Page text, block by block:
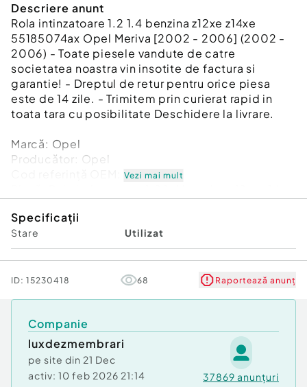
Descriere anunt
Rola intinzatoare 1.2 1.4 benzina z12xe z14xe
55185074ax Opel Meriva [2002 - 2006] (2002 -
2006) - Toate piesele vandute de catre
societatea noastra vin insotite de factura si
garantie! - Dreptul de retur pentru orice piesa
este de 14 zile. - Trimitem prin curierat rapid in
toata tara cu posibilitate Deschidere la livrare.
Marcă: Opel
Producător: Opel
Cod referinţă OEM: 47729165
Garanție
Vezi mai mult
Specificații
Stare Utilizat
ID: 15230418 68 Raportează anunț
Companie
luxdezmembrari
pe site din 21 Dec
activ: 10 feb 2026 21:14 37869 anunțuri